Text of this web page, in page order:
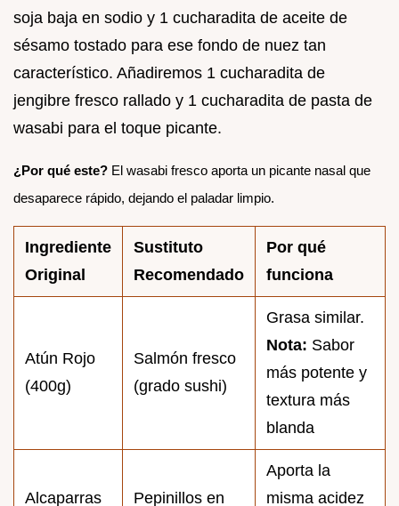
soja baja en sodio y 1 cucharadita de aceite de
sésamo tostado para ese fondo de nuez tan
característico. Añadiremos 1 cucharadita de
jengibre fresco rallado y 1 cucharadita de pasta de
wasabi para el toque picante.
¿Por qué este? El wasabi fresco aporta un picante nasal que
desaparece rápido, dejando el paladar limpio.
Ingrediente
Original
Sustituto
Recomendado
Por qué
funciona
Atún Rojo
(400g)
Salmón fresco
(grado sushi)
Grasa similar.
Nota: Sabor
más potente y
textura más
blanda
Alcaparras Pepinillos en
Aporta la
misma acidez